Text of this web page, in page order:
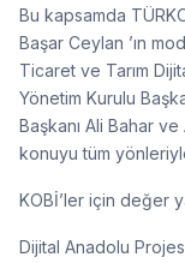
Bu kapsamda
Başar Ceylan ’ın
Ticaret ve Tarım
Yönetim Kurulu
Başkanı Ali Bahar ve
konuyu tüm
KOBİ’ler için değer
Dijital Anadolu